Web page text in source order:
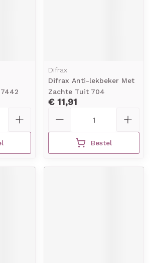
Difrax
Difrax Anti-lekbeker Met
Zachte Tuit 704
€ 11,91
Bestel